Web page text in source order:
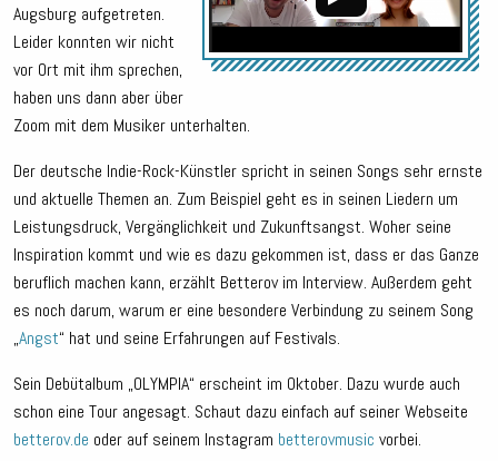
Augsburg aufgetreten.
Leider konnten wir nicht
vor Ort mit ihm sprechen,
haben uns dann aber über
Zoom mit dem Musiker unterhalten.
Der deutsche Indie-Rock-Künstler spricht in seinen Songs sehr ernste
und aktuelle Themen an. Zum Beispiel geht es in seinen Liedern um
Leistungsdruck, Vergänglichkeit und Zukunftsangst. Woher seine
Inspiration kommt und wie es dazu gekommen ist, dass er das Ganze
beruflich machen kann, erzählt Betterov im Interview. Außerdem geht
es noch darum, warum er eine besondere Verbindung zu seinem Song
„Angst“ hat und seine Erfahrungen auf Festivals.
Sein Debütalbum „OLYMPIA“ erscheint im Oktober. Dazu wurde auch
schon eine Tour angesagt. Schaut dazu einfach auf seiner Webseite
betterov.de oder auf seinem Instagram betterovmusic vorbei.